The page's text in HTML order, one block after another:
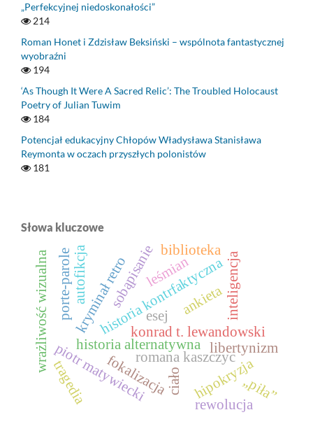
„Perfekcyjnej niedoskonałości”
214
Roman Honet i Zdzisław Beksiński – wspólnota fantastycznej
wyobraźni
194
‘As Though It Were A Sacred Relic’: The Troubled Holocaust
Poetry of Julian Tuwim
184
Potencjał edukacyjny Chłopów Władysława Stanisława
Reymonta w oczach przyszłych polonistów
181
Słowa kluczowe
kryminał retro
historia alternatywna
historia kontrfaktyczna
konrad t. lewandowski
esej
piotr matywiecki
inteligencja
biblioteka
romana kaszczyc
hipokryzja
porte-parole
fokalizacja
wrażliwość wizualna autofikcja sobąpisanie ankieta
tragedia
leśmian
libertynizm
rewolucja
ciało „piła”